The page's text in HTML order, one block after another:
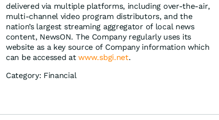
delivered via multiple platforms, including over-the-air,
multi-channel video program distributors, and the
nation’s largest streaming aggregator of local news
content, NewsON. The Company regularly uses its
website as a key source of Company information which
can be accessed atwww.sbgi.net.
Category: Financial